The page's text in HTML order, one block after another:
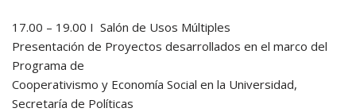
17.00 – 19.00 I Salón de Usos Múltiples
Presentación de Proyectos desarrollados en el marco del
Programa de
Cooperativismo y Economía Social en la Universidad,
Secretaría de Políticas